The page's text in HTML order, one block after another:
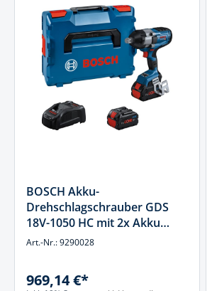
BOSCH Akku-
Drehschlagschrauber GDS
18V-1050 HC mit 2x Akku
ProCORE18V 8.0Ah in L-BOXX
Art.-Nr.: 9290028
969,14 €*